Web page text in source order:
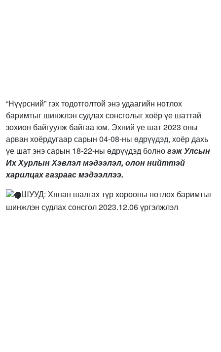
“Нүүрсний” гэх тодотголтой энэ удаагийн нотлох
баримтыг шинжлэн судлах сонсголыг хоёр үе шаттай
зохион байгуулж байгаа юм. Эхний үе шат 2023 оны
арван хоёрдугаар сарын 04-08-ны өдрүүдэд, хоёр дахь
үе шат энэ сарын 18-22-ны өдрүүдэд болногэж Улсын
Их Хурлын Хэвлэл мэдээлэл, олон нийттэй
харилцах газраас мэдээллээ.
ШУУД: Хянан шалгах түр хорооны нотлох баримтыг
шинжлэн судлах сонсгол 2023.12.06 үргэлжлэл